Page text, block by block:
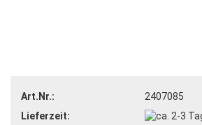
Art.Nr.:
2407085
Lieferzeit: